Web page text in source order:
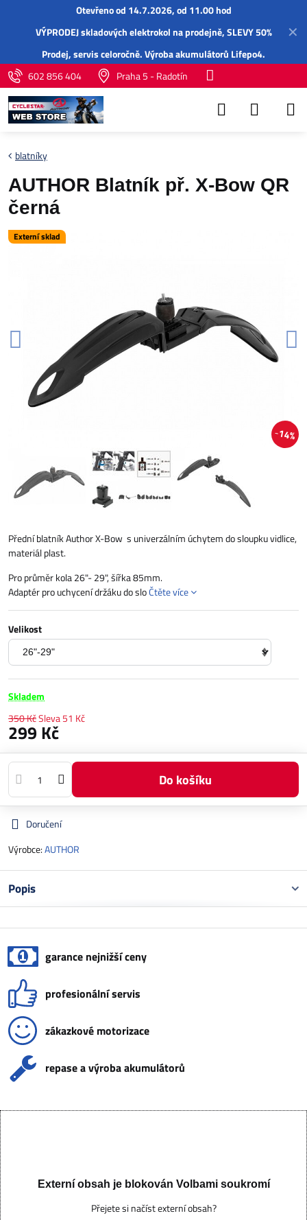
✕
Otevřeno od 14.7.2026, od 11.00 hod
VÝPRODEJ skladových elektrokol na prodejně, SLEVY 50%
Prodej,servisceloročně.Výroba akumulátorů Lifepo4.
602 856 404
Praha 5 - Radotín
Externí sklad
14%
blatníky
AUTHOR Blatník př. X-Bow QR
černá
Přední blatník Author X-Bow s univerzálním úchytem do sloupku vidlice,
materiál plast.
Pro průměr kola 26"- 29", šířka 85mm.
Adaptér pro uchycení držáku do sloČtěte více
Velikost
Skladem
350 KčSleva51 Kč
299 Kč
Do košíku
Doručení
Výrobce:AUTHOR
Popis
garance nejnižší ceny
profesionální servis
zákazkové motorizace
repase a výroba akumulátorů
Externí obsah je blokován Volbami soukromí
Přejete si načíst externí obsah?